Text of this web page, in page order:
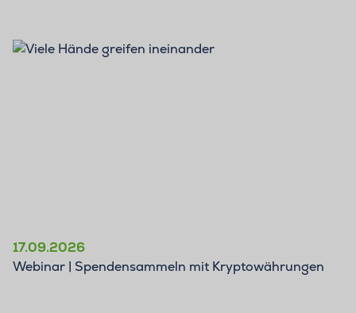
17.09.2026
Webinar | Spendensammeln mit Kryptowährungen